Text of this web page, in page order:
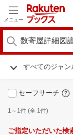
メニュー
すべてのジャン
セーフサーチ
1～1件 (全 1件)
ご指定いただいた検